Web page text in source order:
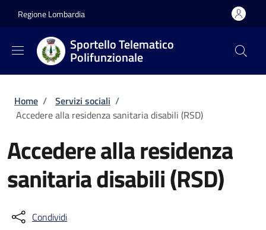
Regione Lombardia
Sportello Telematico
Polifunzionale
Briciole di pane
Home / Servizi sociali /
Accedere alla residenza sanitaria disabili (RSD)
Accedere alla residenza
sanitaria disabili (RSD)
Condividi